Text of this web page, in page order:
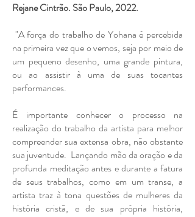
Rejane Cintrão. São Paulo, 2022.
"A força do trabalho de Yohana é percebida
na primeira vez que o vemos, seja por meio de
um pequeno desenho, uma grande pintura,
ou ao assistir à uma de suas tocantes
performances.
É importante conhecer o processo na
realização do trabalho da artista para melhor
compreender sua extensa obra, não obstante
sua juventude. Lançando mão da oração e da
profunda meditação antes e durante a fatura
de seus trabalhos, como em um transe, a
artista traz à tona questões de mulheres da
história cristã, e de sua própria história,